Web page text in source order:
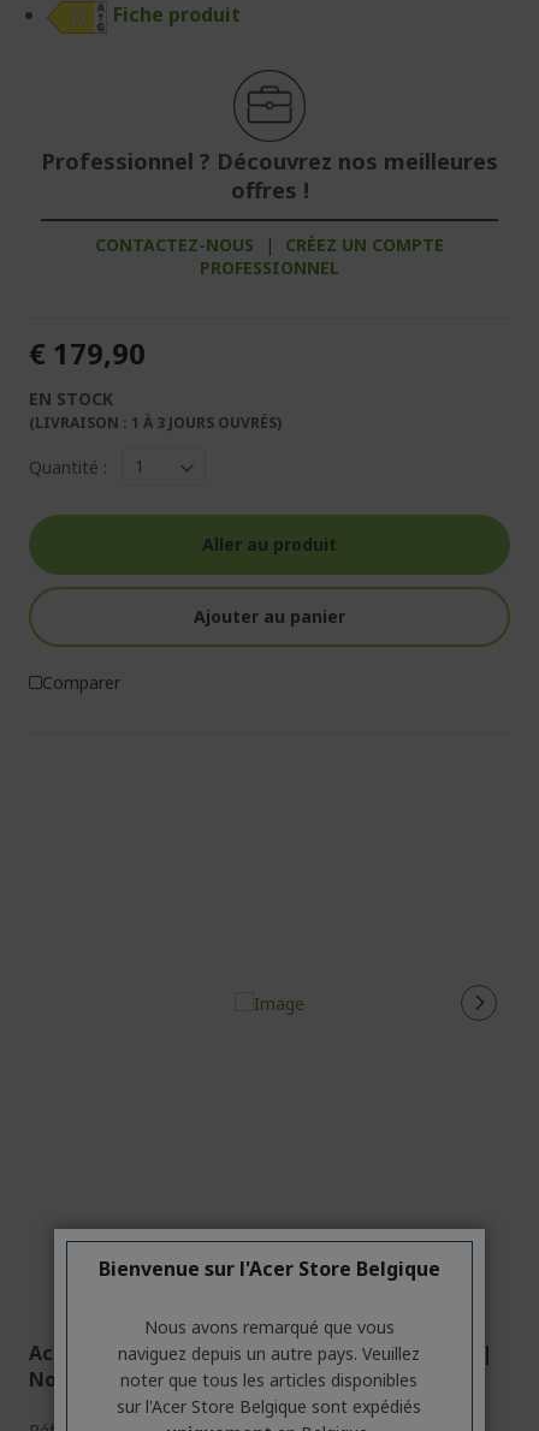
Fiche produit
Professionnel ? Découvrez nos meilleures
offres !
CONTACTEZ-NOUS |
CRÉEZ UN COMPTE
PROFESSIONNEL
€ 179,90
EN STOCK
(LIVRAISON : 1 À 3 JOURS OUVRÉS)
Quantité :
Aller au produit
Ajouter au panier
Comparer
Acer Nitro ED0 Écran gamer incurvé | ED270W0 |
Noir
Bienvenue sur l'Acer Store Belgique
Nous avons remarqué que vous
naviguez depuis un autre pays. Veuillez
noter que tous les articles disponibles
sur l'Acer Store Belgique sont expédiés